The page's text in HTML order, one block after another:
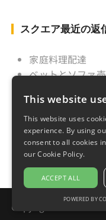
スクエア最近の返
家庭料理配達
ベットとソファ
【JalanJalan30
17日第1回目告知
久しぶりのご挨拶
Copyright © 2021
This website
This website uses
experience. By using
consent to all cookies
our Cookie Policy.
ACCEPT ALL
POWERED BY